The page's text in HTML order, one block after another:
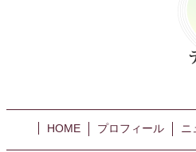
HOME プロフィール ニ